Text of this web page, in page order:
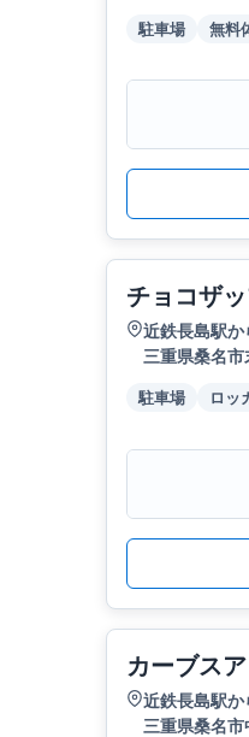
駐車場 無料
チョコザ
近鉄長島駅
三重県桑名
駐車場 ロッ
カーブス
近鉄長島駅
三重県桑名